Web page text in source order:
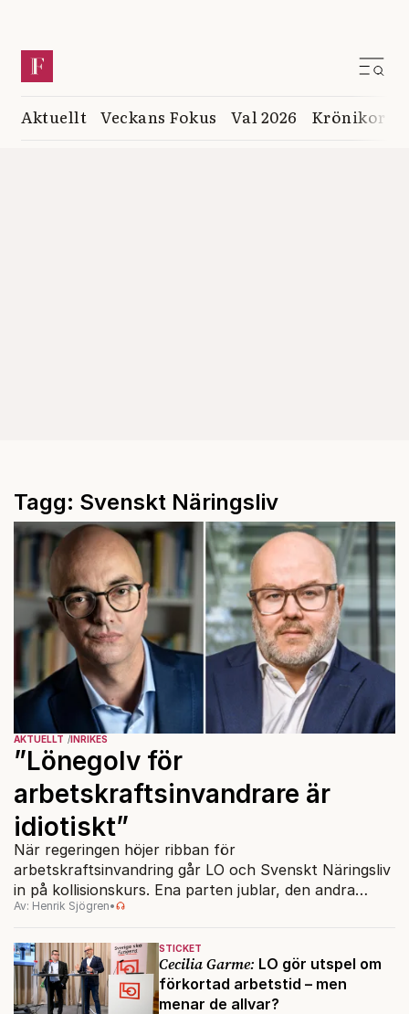
Aktuellt Veckans Fokus Val 2026 Krönikor
Tagg: Svenskt Näringsliv
STICKET
Cecilia Garme: LO gör utspel om
förkortad arbetstid – men
menar de allvar?
AKTUELLT INRIKES
”Lönegolv för
arbetskraftsinvandrare är
idiotiskt”
När regeringen höjer ribban för
arbetskraftsinvandring går LO och Svenskt Näringsliv
in på kollisionskurs. Ena parten jublar, den andra
rasar.
Av: Henrik Sjögren•